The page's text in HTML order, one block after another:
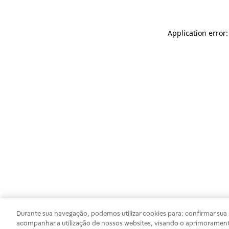
Application
Durante sua navegação, podemos utilizar cookies para: confirmar
acompanhar a utilização de nossos websites, visando o